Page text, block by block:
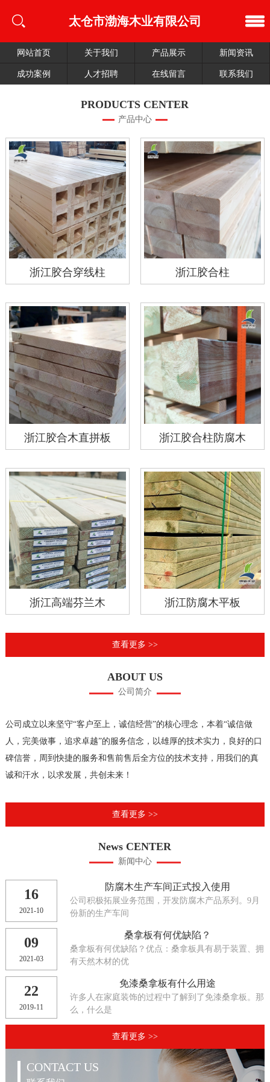
太仓市渤海木业有限公司
网站首页 关于我们 产品展示 新闻资讯
成功案例 人才招聘 在线留言 联系我们
PRODUCTS CENTER
产品中心
浙江胶合穿线柱 浙江胶合柱
浙江胶合木直拼板 浙江胶合柱防腐木
浙江高端芬兰木 浙江防腐木平板
查看更多 >>
ABOUT US
公司简介
公司成立以来坚守“客户至上，诚信经营”的核心理念，本着“诚信做
人，完美做事，追求卓越”的服务信念，以雄厚的技术实力，良好的口
碑信誉，周到快捷的服务和售前售后全方位的技术支持，用我们的真
诚和汗水，以求发展，共创未来！
查看更多 >>
News CENTER
新闻中心
16
2021-10
防腐木生产车间正式投入使用
公司积极拓展业务范围，开发防腐木产品系列。9月
份新的生产车间
09
2021-03
桑拿板有何优缺陷？
桑拿板有何优缺陷？优点：桑拿板具有易于装置、拥
有天然木材的优
22
2019-11
免漆桑拿板有什么用途
许多人在家庭装饰的过程中了解到了免漆桑拿板。那
么，什么是
查看更多 >>
CONTACT US